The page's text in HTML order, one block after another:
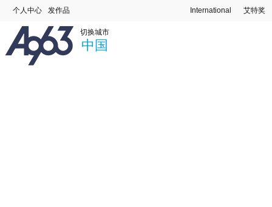
个人中心 发作品 艾特奖
International
切换城市
中国